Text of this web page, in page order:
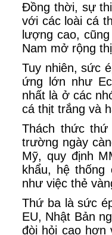
Đồng thời, sự
với các loài cá
lượng cao,
Nam mở rộng
Tuy nhiên, sức
ứng lớn như
nhất là ở các
cá thịt trắng và
Thách thức
trường ngày
Mỹ, quy định
khẩu, hệ
như việc thẻ
Thứ ba là sức
EU, Nhật Bản
đòi hỏi cao hơn